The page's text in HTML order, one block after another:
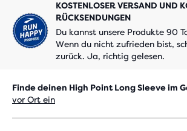
KOSTENLOSER VERSAND UND
RÜCKSENDUNGEN
Du kannst unsere Produkte 90
Wenn du nicht zufrieden bist,
zurück. Ja, richtig gelesen.
Finde deinen High Point Long Sleeve im
vor Ort ein